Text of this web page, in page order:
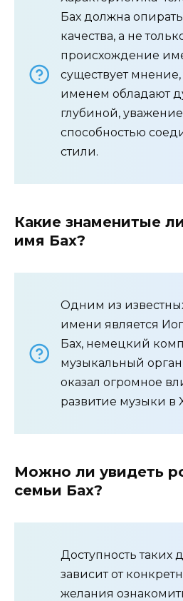
Бах должна
качества, а не
происхождение
существует
именем обладают
глубиной,
способностью
стили.
Какие знаменитые
имя Бах?
Одним из
имени является
Бах, немецкий
музыкальный
оказал огромное
развитие музыки в
Можно ли увидеть
семьи Бах?
Доступность таких
зависит от
желания